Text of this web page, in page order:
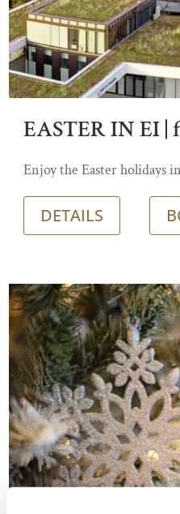
EASTER IN EI
Enjoy the Easter holidays
DETAILS